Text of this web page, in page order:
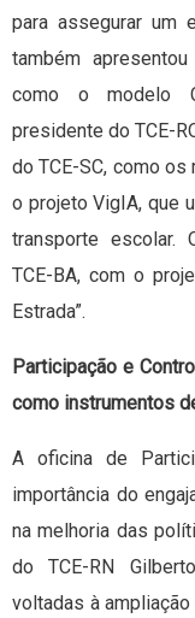
para assegurar um
também
como o modelo
presidente do TCE-
do TCE-SC, como
o projeto VigIA, que
transporte escolar.
TCE-BA, com o
Estrada”.
Participação e
como instrumentos
A oficina de
importância do
na melhoria das
do TCE-RN
voltadas à